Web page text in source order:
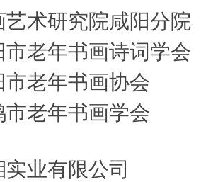
艺术研究院咸阳分院
市老年书画诗词学会
老年书画协会
市老年书画学会
业有限公司